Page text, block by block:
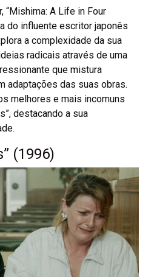
“Mishima: A Life in Four
do influente escritor japonês
a complexidade da sua
radicais através de uma
que mistura
adaptações das suas obras.
melhores e mais incomuns
destacando a sua
(1996)